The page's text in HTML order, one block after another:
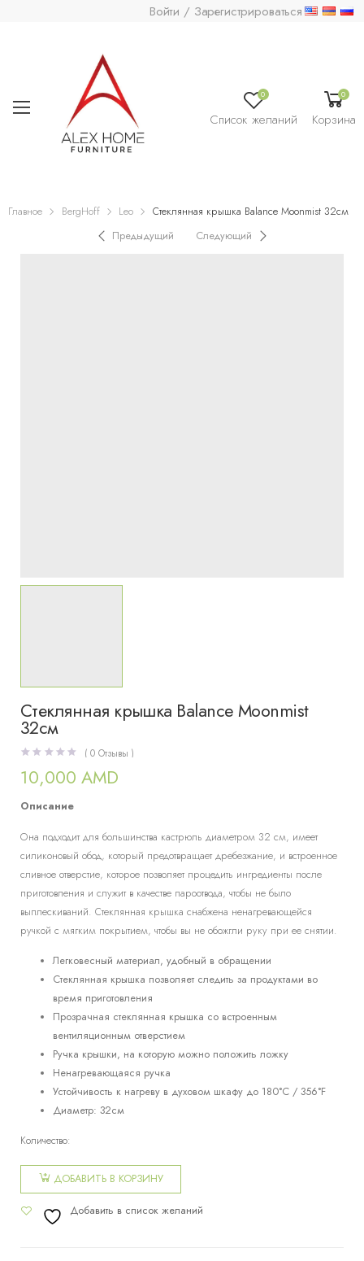
Войти / Зарегистрироваться
0
Список желаний
0
Корзина
Главное BergHoff Leo
Стеклянная крышка Balance Moonmist 32см
Предыдущий
Следующий
Стеклянная крышка Balance Moonmist
32см
(0 Отзывы )
10,000 AMD
Описание
Она подходит для большинства кастрюль диаметром 32 см, имеет
силиконовый обод, который предотвращает дребезжание, и встроенное
сливное отверстие, которое позволяет процедить ингредиенты после
приготовления и служит в качестве пароотвода, чтобы не было
выплескиваний. Стеклянная крышка снабжена ненагревающейся
ручкой с мягким покрытием, чтобы вы не обожгли руку при ее снятии.
Легковесный материал, удобный в обращении
Стеклянная крышка позволяет следить за продуктами во
время приготовления
Прозрачная стеклянная крышка со встроенным
вентиляционным отверстием
Ручка крышки, на которую можно положить ложку
Ненагревающаяся ручка
Устойчивость к нагреву в духовом шкафу до 180°C / 356°F
Диаметр: 32см
Количество:
товара
Стеклянная
крышка
ДОБАВИТЬ В КОРЗИНУ
Добавить в список желаний